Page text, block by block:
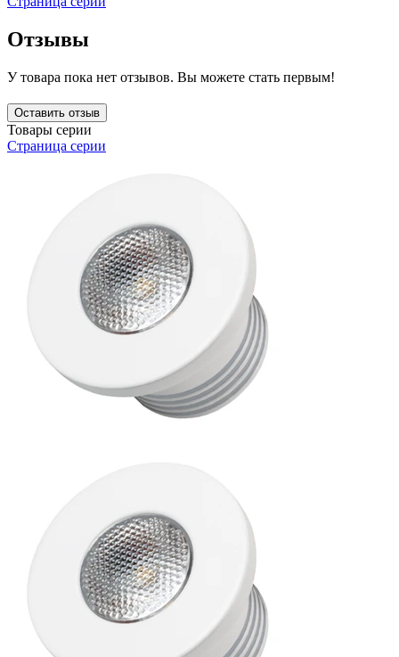
Отзывы
У товара пока нет отзывов. Вы можете стать первым!
Оставить отзыв
Товары серии
Страница серии